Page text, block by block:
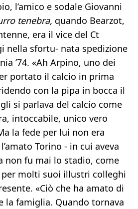
l’amico e sodale Giovanni
tenebra, quando Bearzot,
era il vice del Ct
nella sfortu- nata spedizione
’74. «Ah Arpino, uno dei
portato il calcio in prima
con la pipa in bocca il
si parlava del calcio come
intoccabile, unico vero
la fede per lui non era
Torino - in cui aveva
non fu mai lo stadio, come
per molti suoi illustri colleghi
«Ciò che ha amato di
la famiglia. Quando tornava